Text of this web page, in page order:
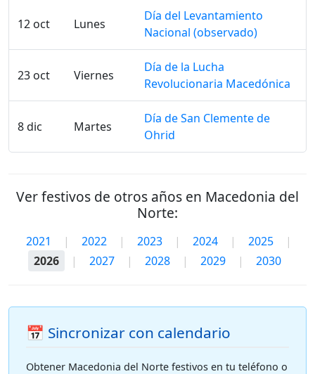
12 oct Lunes
Día del Levantamiento
Nacional (observado)
23 oct Viernes
Día de la Lucha
Revolucionaria Macedónica
8 dic Martes
Día de San Clemente de
Ohrid
Ver festivos de otros años en Macedonia del
Norte:
2021 | 2022 | 2023 | 2024 | 2025
|
2026
| 2027 | 2028 | 2029 | 2030
📅 Sincronizar con calendario
Obtener Macedonia del Norte festivos en tu teléfono o